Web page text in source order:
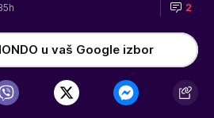
2
u vaš Google izbor